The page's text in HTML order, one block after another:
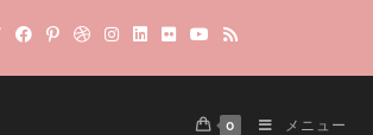
0 メニュー